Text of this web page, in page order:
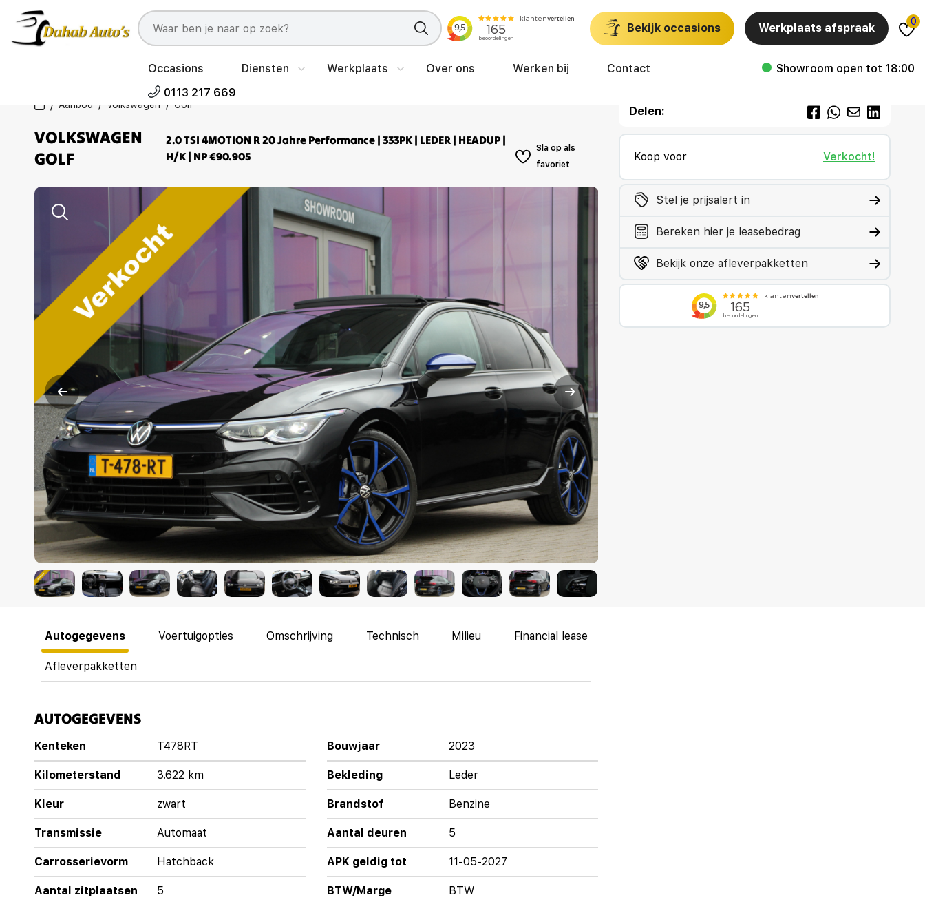
Bekijk occasions Werkplaats afspraak
0
Occasions Diensten Werkplaats Over ons Werken bij Contact
Showroom open tot 18:00
0113 217 669
Aanbod Volkswagen Golf
VOLKSWAGEN
GOLF
2.0 TSI 4MOTION R 20 Jahre Performance | 333PK | LEDER | HEADUP |
H/K | NP €90.905
Delen:
Koop voor Verkocht!
Stel je prijsalert in
Bereken hier je leasebedrag
Bekijk onze afleverpakketten
Autogegevens Voertuigopties Omschrijving Technisch Milieu Financial lease
Afleverpakketten
AUTOGEGEVENS
Kenteken T478RT
Kilometerstand 3.622 km
Kleur zwart
Transmissie Automaat
Carrosserievorm Hatchback
Aantal zitplaatsen 5
Bouwjaar 2023
Bekleding Leder
Brandstof Benzine
Aantal deuren 5
APK geldig tot 11-05-2027
BTW/Marge BTW